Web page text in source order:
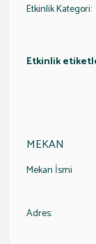
Etkinlik Kategori:
Etkinlik
MEKAN
Mekan İsmi
Adres: